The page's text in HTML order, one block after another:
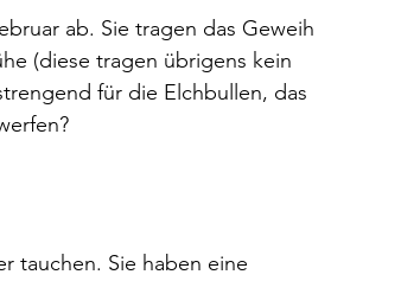
ab. Sie tragen das Geweih
(diese tragen übrigens kein
für die Elchbullen, das
tauchen. Sie haben eine